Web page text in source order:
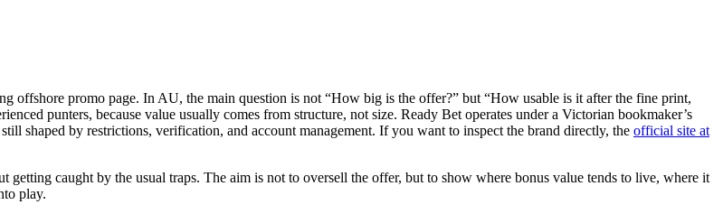
offshore promo page. In AU, the main question is not “How big is the offer?” but “How usable is it after the fine print,
punters, because value usually comes from structure, not size. Ready Bet operates under a Victorian bookmaker’s
shaped by restrictions, verification, and account management. If you want to inspect the brand directly, the official site at
caught by the usual traps. The aim is not to oversell the offer, but to show where bonus value tends to live, where it
play.